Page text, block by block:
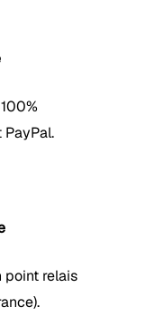
point relais